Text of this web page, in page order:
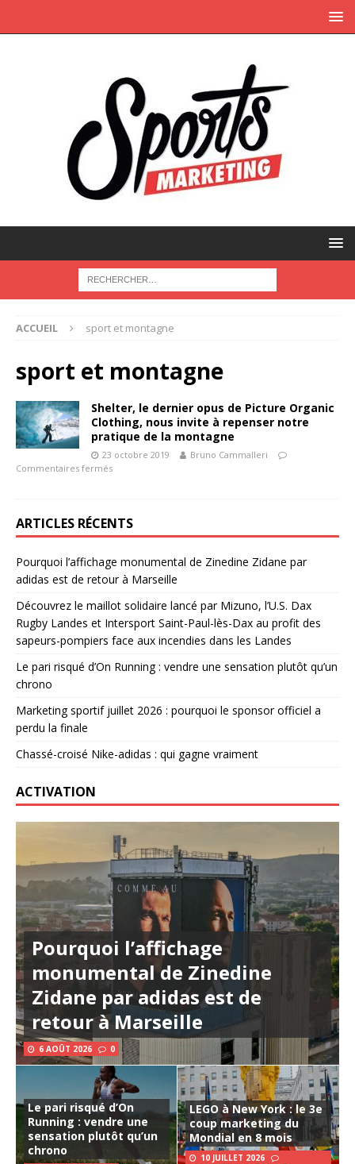
ACCUEIL sport et montagne
sport et montagne
Shelter, le dernier opus de Picture Organic
Clothing, nous invite à repenser notre
pratique de la montagne
23 octobre 2019
Bruno Cammalleri
Commentaires fermés
ARTICLES RÉCENTS
Pourquoi l’affichage monumental de Zinedine Zidane par
adidas est de retour à Marseille
Découvrez le maillot solidaire lancé par Mizuno, l’U.S. Dax
Rugby Landes et Intersport Saint-Paul-lès-Dax au profit des
sapeurs-pompiers face aux incendies dans les Landes
Le pari risqué d’On Running : vendre une sensation plutôt qu’un
chrono
Marketing sportif juillet 2026 : pourquoi le sponsor officiel a
perdu la finale
Chassé-croisé Nike-adidas : qui gagne vraiment
ACTIVATION
Pourquoi l’affichage
monumental de Zinedine
Zidane par adidas est de
retour à Marseille
6 AOÛT 2026 0
Le pari risqué d’On
Running : vendre une
sensation plutôt qu’un
chrono
LEGO à New York : le 3e
coup marketing du
Mondial en 8 mois
10 JUILLET 2026